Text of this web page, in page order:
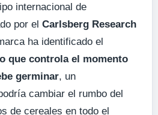
internacional de
por el Carlsberg Research
ha identificado el
que controla el momento
germinar, un
cambiar el rumbo del
de cereales en todo el